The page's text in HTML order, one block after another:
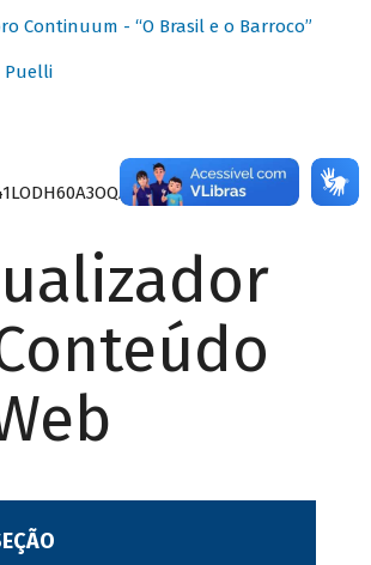
Continuum - “O Brasil e o Barroco”
Puelli